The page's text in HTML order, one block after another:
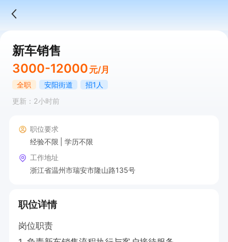
新车销售
3000-12000 元/月
全职 安阳街道
招1人
更新：2小时前
职位要求
经验不限
学历不限
工作地址
浙江省温州市瑞安市隆山路135号
职位详情
岗位职责